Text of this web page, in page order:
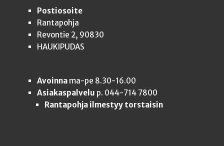
Postiosoite
Rantapohja
Revontie 2, 90830
HAUKIPUDAS
Avoinnama-pe 8.30-16.00
Asiakaspalvelu p. 044-714 7800
Rantapohja ilmestyy torstaisin